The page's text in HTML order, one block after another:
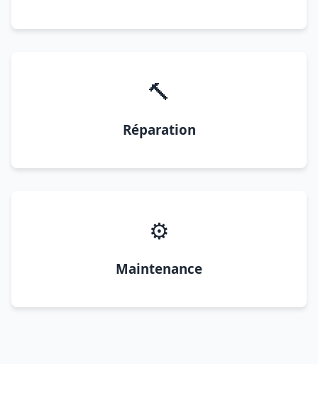
🔨
Réparation
⚙️
Maintenance